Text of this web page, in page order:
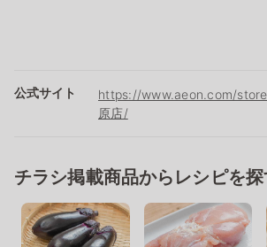
公式サイト
https://www.aeon.com/
原店/
チラシ掲載商品からレシピを